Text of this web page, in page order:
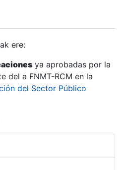
ere:
ya aprobadas por la
del a FNMT-RCM en la
del Sector Público